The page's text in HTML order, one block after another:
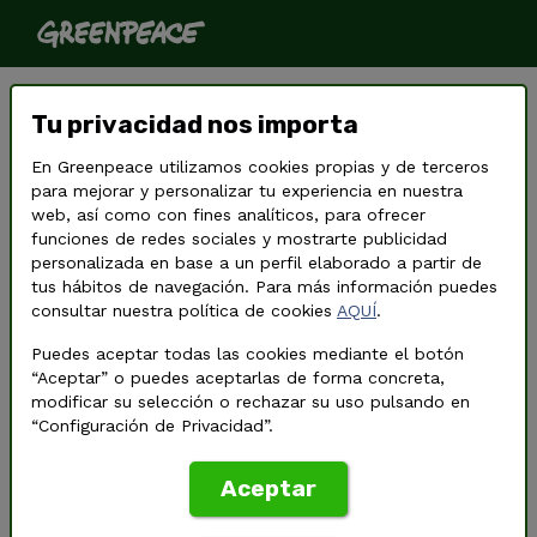
MACROGRANJAS NO. NI EN
SAN CLEMENTE NI EN NINGÚN
SITIO
Tu privacidad nos importa
En Greenpeace utilizamos cookies propias y de terceros
para mejorar y personalizar tu experiencia en nuestra
web, así como con fines analíticos, para ofrecer
funciones de redes sociales y mostrarte publicidad
personalizada en base a un perfil elaborado a partir de
tus hábitos de navegación. Para más información puedes
consultar nuestra política de cookies AQUÍ.
Puedes aceptar todas las cookies mediante el botón
“Aceptar” o puedes aceptarlas de forma concreta,
modificar su selección o rechazar su uso pulsando en
“Configuración de Privacidad”.
Aceptar